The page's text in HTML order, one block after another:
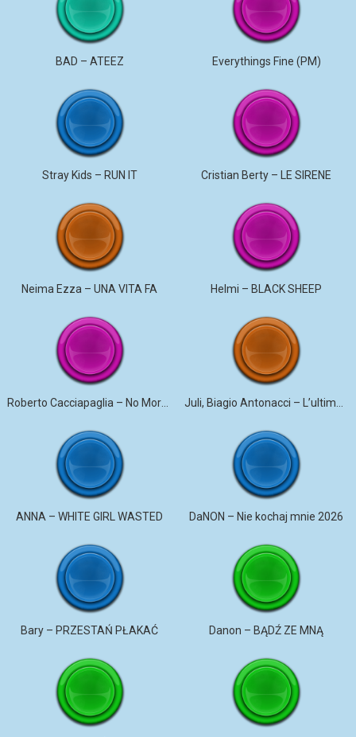
BAD – ATEEZ Everythings Fine (PM)
Stray Kids – RUN IT Cristian Berty – LE SIRENE
Neima Ezza – UNA VITA FA Helmi – BLACK SHEEP
Roberto Cacciapaglia – No More Violence
ANNA – WHITE GIRL WASTED DaNON – Nie kochaj mnie 2026
Bary – PRZESTAŃ PŁAKAĆ Danon – BĄDŹ ZE MNĄ